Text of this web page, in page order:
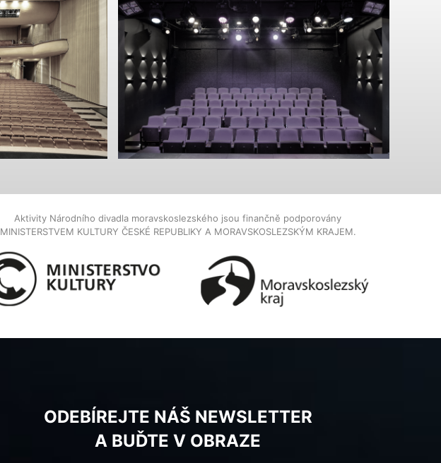
Aktivity Národního divadla moravskoslezského jsou finančně podporovány
MINISTERSTVEM KULTURY ČESKÉ REPUBLIKY A MORAVSKOSLEZSKÝM KRAJEM.
ODEBÍREJTE NÁŠ NEWSLETTER
A BUĎTE V OBRAZE